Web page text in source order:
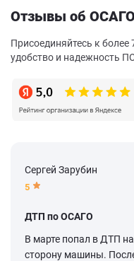
Отзывы об ОСАГО
Присоединяйтесь к
удобство и надежность
Сергей Зарубин
5
ДТП по ОСАГО
В марте попал в ДТП
сторону машины.